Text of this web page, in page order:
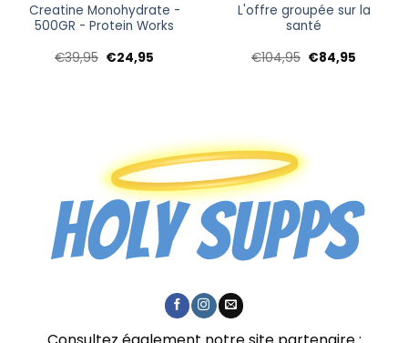
Creatine Monohydrate -
500GR - Protein Works
€39,95 Le
€24,95
L'offre groupée sur la
santé
€104,95 Le
€84,95